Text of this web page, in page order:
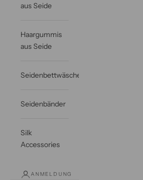
aus Seide
Haargummis
aus Seide
Seidenbettwäsche
Seidenbänder
Silk
Accessories
ANMELDUNG